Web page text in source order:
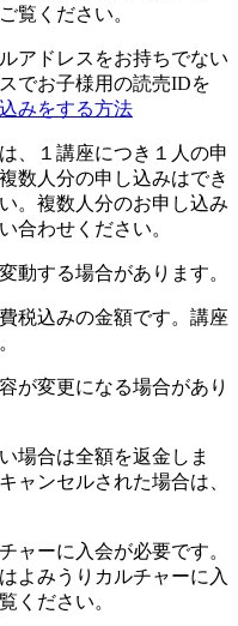
覧ください。
アドレスをお持ちでない
でお子様用の読売IDを
みをする方法
、１講座につき１人の申
数人分の申し込みはでき
。複数人分のお申し込み
合わせください。
動する場合があります。
税込みの金額です。講座
が変更になる場合があり
場合は全額を返金しま
ャンセルされた場合は、
ャーに入会が必要です。
よみうりカルチャーに入
ください。